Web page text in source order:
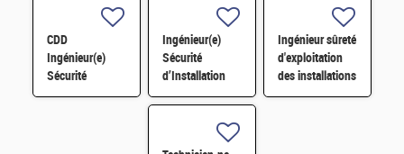
CDD
Ingénieur(e)
Sécurité
d'Installation
Ingénieur(e)
Sécurité
d’Installation
H/F
Ingénieur sûreté
d'exploitation
des installations
Dégainage H/F